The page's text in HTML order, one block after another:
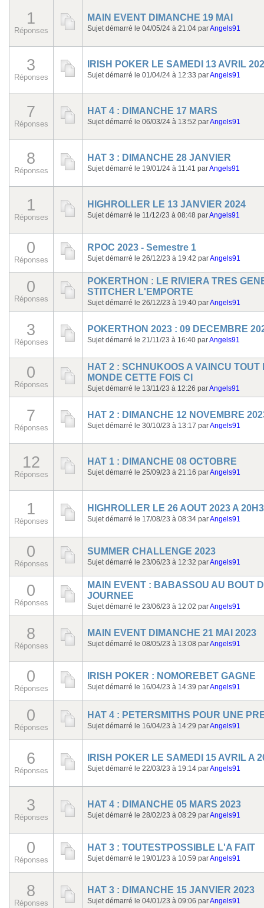
1
Réponses
MAIN EVENT DIMANCHE 19 MAI
Sujet démarré le 04/05/24 à 21:04 parAngels91
3
Réponses
IRISH POKER LE SAMEDI 13 AVRIL
Sujet démarré le 01/04/24 à 12:33 parAngels91
7
Réponses
HAT 4 : DIMANCHE 17 MARS
Sujet démarré le 06/03/24 à 13:52 parAngels91
8
Réponses
HAT 3 : DIMANCHE 28 JANVIER
Sujet démarré le 19/01/24 à 11:41 parAngels91
1
Réponses
HIGHROLLER LE 13 JANVIER 2024
Sujet démarré le 11/12/23 à 08:48 parAngels91
0
Réponses
RPOC 2023 - Semestre 1
Sujet démarré le 26/12/23 à 19:42 parAngels91
0
Réponses
POKERTHON : LE RIVIERA TRES
STITCHER L'EMPORTE
Sujet démarré le 26/12/23 à 19:40 parAngels91
3
Réponses
POKERTHON 2023 : 09 DECEMBRE
Sujet démarré le 21/11/23 à 16:40 parAngels91
0
Réponses
HAT 2 : SCHNUKOOS A VAINCU TOUT
MONDE CETTE FOIS CI
Sujet démarré le 13/11/23 à 12:26 parAngels91
7
Réponses
HAT 2 : DIMANCHE 12 NOVEMBRE
Sujet démarré le 30/10/23 à 13:17 parAngels91
12
Réponses
HAT 1 : DIMANCHE 08 OCTOBRE
Sujet démarré le 25/09/23 à 21:16 parAngels91
1
Réponses
HIGHROLLER LE 26 AOUT 2023 A
Sujet démarré le 17/08/23 à 08:34 parAngels91
0
Réponses
SUMMER CHALLENGE 2023
Sujet démarré le 23/06/23 à 12:32 parAngels91
0
Réponses
MAIN EVENT : BABASSOU AU BOUT
JOURNEE
Sujet démarré le 23/06/23 à 12:02 parAngels91
8
Réponses
MAIN EVENT DIMANCHE 21 MAI 2023
Sujet démarré le 08/05/23 à 13:08 parAngels91
0
Réponses
IRISH POKER : NOMOREBET GAGNE
Sujet démarré le 16/04/23 à 14:39 parAngels91
0
Réponses
HAT 4 : PETERSMITHS POUR UNE
Sujet démarré le 16/04/23 à 14:29 parAngels91
6
Réponses
IRISH POKER LE SAMEDI 15 AVRIL A
Sujet démarré le 22/03/23 à 19:14 parAngels91
3
Réponses
HAT 4 : DIMANCHE 05 MARS 2023
Sujet démarré le 28/02/23 à 08:29 parAngels91
0
Réponses
HAT 3 : TOUTESTPOSSIBLE L'A FAIT
Sujet démarré le 19/01/23 à 10:59 parAngels91
8
Réponses
HAT 3 : DIMANCHE 15 JANVIER 2023
Sujet démarré le 04/01/23 à 09:06 parAngels91